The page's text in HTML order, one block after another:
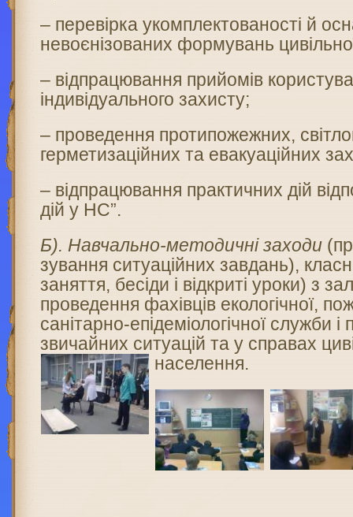
– перевірка укомплектованості й
невоєнізованих формувань
– відпрацювання прийомів
індивідуального захисту;
– проведення протипожежних,
герметизаційних та евакуаційних
– відпрацювання практичних дій
дій у HC”.
Б). Навчально-методичні заходи
зування ситуаційних завдань),
заняття, бесіди і від­криті уроки) з
проведення фахівців екологічної,
санітарно-епідеміологічної служби
звичайних ситуацій та у спра­вах
насе­лення.